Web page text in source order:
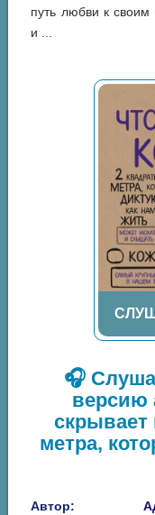
путь любви к
и ...
🎧
версию
скрывает
метра,
Автор: